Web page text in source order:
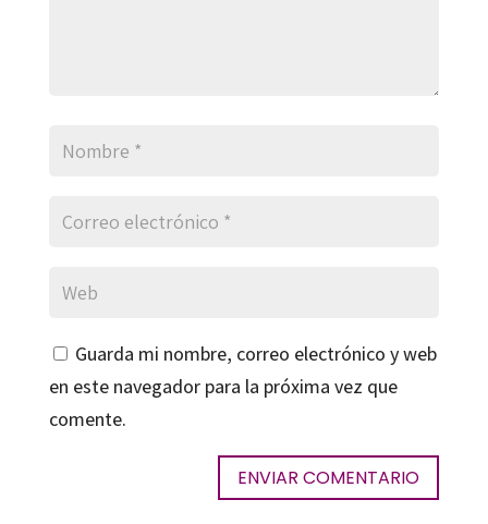
Guarda mi nombre, correo electrónico y web
en este navegador para la próxima vez que
comente.